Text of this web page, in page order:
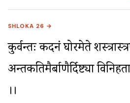
SHLOKA 26 →
कुर्वन्तः कदनं घोरमेते
अन्तकप्रतिमैर्बाणैर्दिष्ट्या
।।